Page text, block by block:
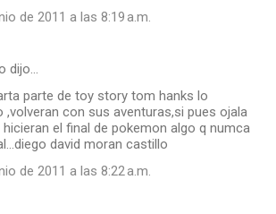
de 2011 a las 8:19 a.m.
dijo…
parte de toy story tom hanks lo
,volveran con sus aventuras,si pues ojala
el final de pokemon algo q numca
david moran castillo
de 2011 a las 8:22 a.m.